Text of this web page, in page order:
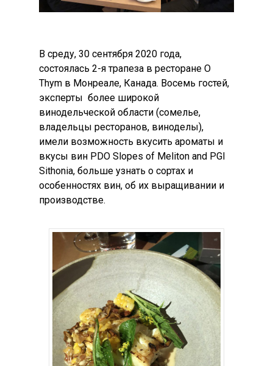
В среду, 30 сентября 2020 года,
состоялась 2-я трапеза в ресторане O
Thym в Монреале, Канада. Восемь гостей,
эксперты более широкой
винодельческой области (сомелье,
владельцы ресторанов, виноделы),
имели возможность вкусить ароматы и
вкусы вин PDO Slopes of Meliton and PGI
Sithonia, больше узнать о сортах и
особенностях вин, об их выращивании и
производстве.